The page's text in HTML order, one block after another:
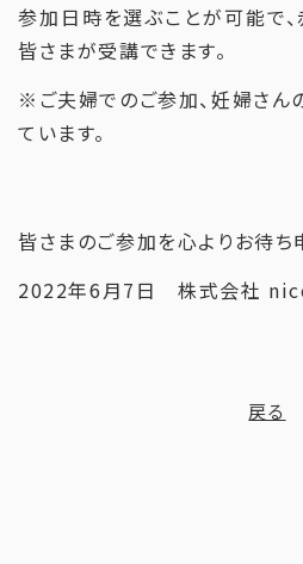
参加日時を選ぶことが可能で
皆さまが受講できます。
※ご夫婦でのご参加、妊婦さん
ています。
皆さまのご参加を心よりお待ち
2022年6月7日 株式会社
戻る